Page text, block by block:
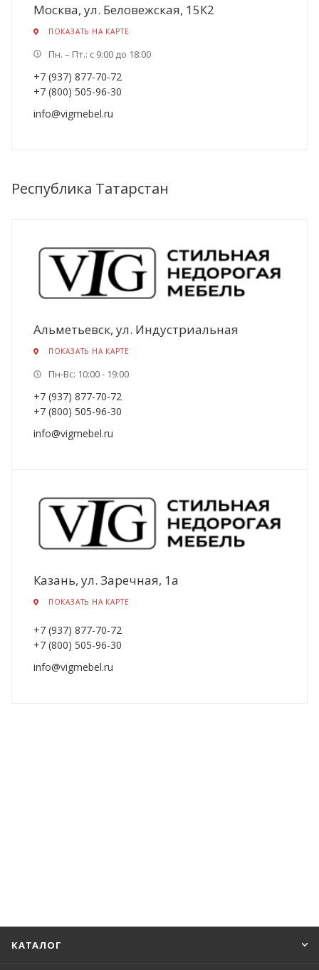
Москва, ул. Беловежская, 15К2
ПОКАЗАТЬ НА КАРТЕ
Пн. – Пт.: с 9:00 до 18:00
+7 (937) 877-70-72
+7 (800) 505-96-30
info@vigmebel.ru
Республика Татарстан
Альметьевск, ул. Индустриальная
ПОКАЗАТЬ НА КАРТЕ
Пн-Вс: 10:00 - 19:00
+7 (937) 877-70-72
+7 (800) 505-96-30
info@vigmebel.ru
Казань, ул. Заречная, 1а
ПОКАЗАТЬ НА КАРТЕ
+7 (937) 877-70-72
+7 (800) 505-96-30
info@vigmebel.ru
КАТАЛОГ